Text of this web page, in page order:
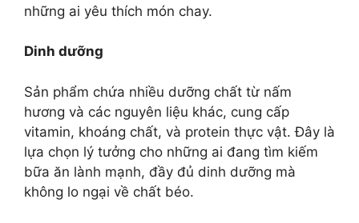
những ai yêu thích món chay.
Dinh dưỡng
Sản phẩm chứa nhiều dưỡng chất từ nấm
hương và các nguyên liệu khác, cung cấp
vitamin, khoáng chất, và protein thực vật. Đây là
lựa chọn lý tưởng cho những ai đang tìm kiếm
bữa ăn lành mạnh, đầy đủ dinh dưỡng mà
không lo ngại về chất béo.